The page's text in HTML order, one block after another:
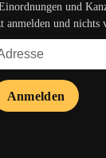
und
anmelden und nichts
Anmelden